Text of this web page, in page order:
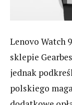
Lenovo Watch
sklepie
jednak
polskiego